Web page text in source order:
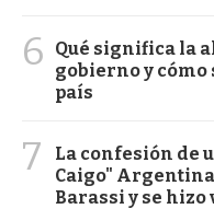
6
Qué significa la
gobierno y cómo
país
7
La confesión de
Caigo"
Barassi y se hizo